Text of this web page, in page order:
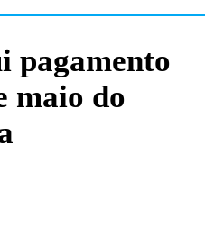
pagamento
maio do